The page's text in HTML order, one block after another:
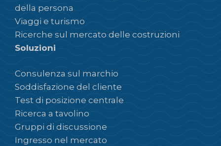
della persona
Viaggi e turismo
Ricerche sul mercato delle costruzioni
Soluzioni
Consulenza sul marchio
Soddisfazione del cliente
Test di posizione centrale
Ricerca a tavolino
Gruppi di discussione
Ingresso nel mercato